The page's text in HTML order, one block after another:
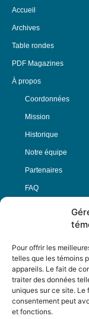
Pour offrir les
telles que les témoins
appareils. Le fait de
traiter des données
uniques sur ce site. Le
consentement peut
et fonctions.
Accueil
Archives
Table rondes
PDF Magazines
À propos
Coordonnées
Mission
Historique
Notre équipe
Partenaires
FAQ
Nous Suivre